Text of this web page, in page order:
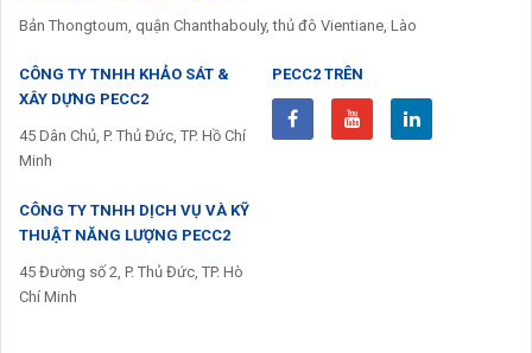
Bản Thongtoum, quận Chanthabouly, thủ đô Vientiane, Lào
CÔNG TY TNHH KHẢO SÁT &
XÂY DỰNG PECC2
45 Dân Chủ, P. Thủ Đức, TP. Hồ Chí
Minh
CÔNG TY TNHH DỊCH VỤ VÀ KỸ
THUẬT NĂNG LƯỢNG PECC2
45 Đường số 2, P. Thủ Đức, TP. Hò
Chí Minh
PECC2 TRÊN